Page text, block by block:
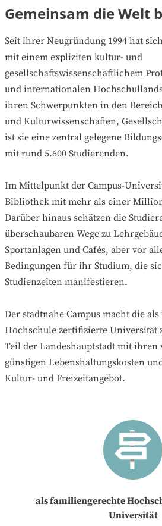
Gemeinsam die Welt
Seit ihrer Neugründung 1994 hat
mit einem expliziten kultur- und
gesellschaftswissenschaftlichem
und internationalen
ihren Schwerpunkten in den
und Kulturwissenschaften,
ist sie eine zentral gelegene
mit rund 5.600 Studierenden.
Im Mittelpunkt der Campus-
Bibliothek mit mehr als einer
Darüber hinaus schätzen die
überschaubaren Wege zu
Sportanlagen und Cafés, aber vor
Bedingungen für ihr Studium, die
Studienzeiten manifestieren.
Der stadtnahe Campus macht die
Hochschule zertifizierte Universität
Teil der Landeshauptstadt mit ihren
günstigen Lebenshaltungskosten
Kultur- und Freizeitangebot.
als familiengerechte
Universität